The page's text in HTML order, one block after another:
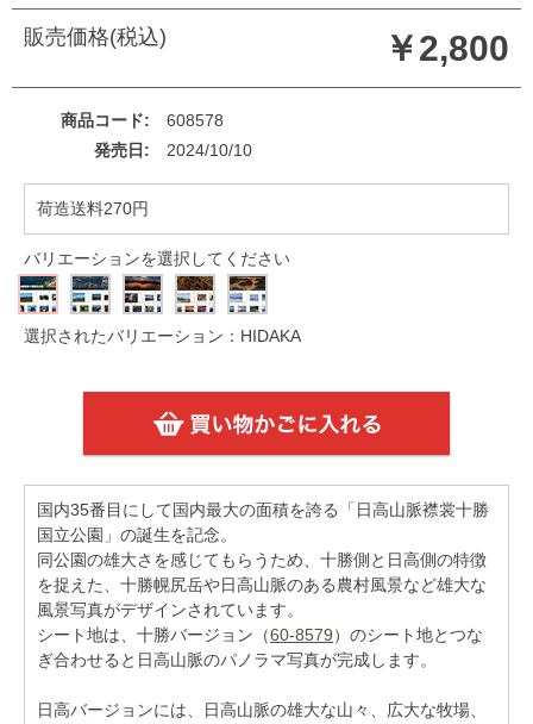
販売価格(税込) ￥2,800
商品コード
608578
発売日
2024/10/10
荷造送料270円
バリエーションを選択してください
選択されたバリエーション：HIDAKA
国内35番目にして国内最大の面積を誇る「日高山脈襟裳十勝
国立公園」の誕生を記念。
同公園の雄大さを感じてもらうため、十勝側と日高側の特徴
を捉えた、十勝幌尻岳や日高山脈のある農村風景など雄大な
風景写真がデザインされています。
シート地は、十勝バージョン（60-8579）のシート地とつな
ぎ合わせると日高山脈のパノラマ写真が完成します。
日高バージョンには、日高山脈の雄大な山々、広大な牧場、